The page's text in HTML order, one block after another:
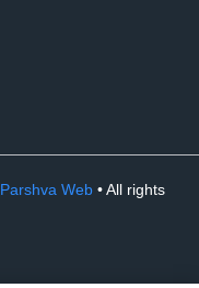
Parshva Web • All rights